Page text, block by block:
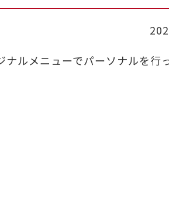
ルメニューでパーソナルを行